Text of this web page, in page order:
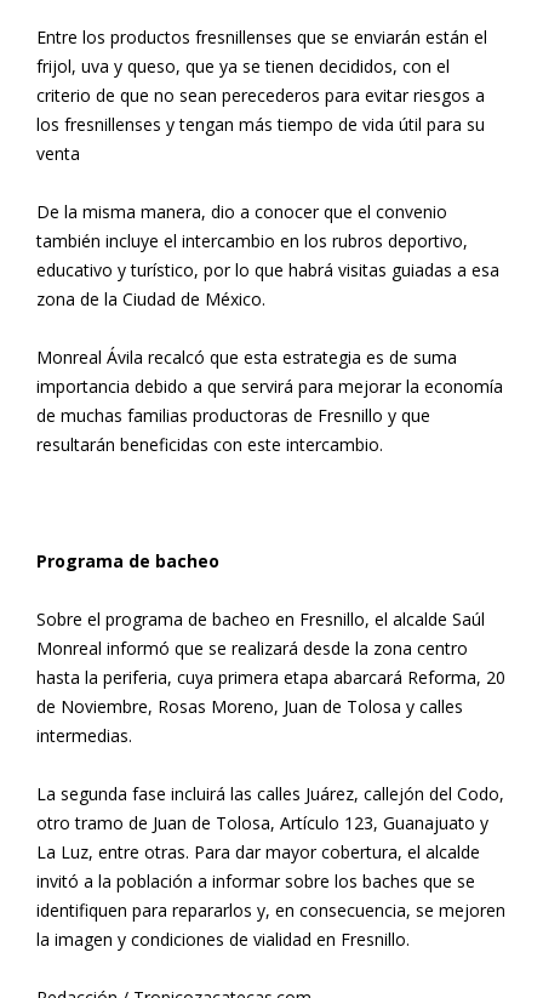
Entre los productos fresnillenses que se enviarán están el
frijol, uva y queso, que ya se tienen decididos, con el
criterio de que no sean perecederos para evitar riesgos a
los fresnillenses y tengan más tiempo de vida útil para su
venta
De la misma manera, dio a conocer que el convenio
también incluye el intercambio en los rubros deportivo,
educativo y turístico, por lo que habrá visitas guiadas a esa
zona de la Ciudad de México.
Monreal Ávila recalcó que esta estrategia es de suma
importancia debido a que servirá para mejorar la economía
de muchas familias productoras de Fresnillo y que
resultarán beneficidas con este intercambio.
Programa de bacheo
Sobre el programa de bacheo en Fresnillo, el alcalde Saúl
Monreal informó que se realizará desde la zona centro
hasta la periferia, cuya primera etapa abarcará Reforma, 20
de Noviembre, Rosas Moreno, Juan de Tolosa y calles
intermedias.
La segunda fase incluirá las calles Juárez, callejón del Codo,
otro tramo de Juan de Tolosa, Artículo 123, Guanajuato y
La Luz, entre otras. Para dar mayor cobertura, el alcalde
invitó a la población a informar sobre los baches que se
identifiquen para repararlos y, en consecuencia, se mejoren
la imagen y condiciones de vialidad en Fresnillo.